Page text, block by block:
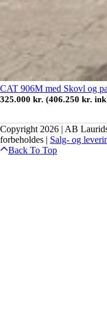
CAT 906M med Skovl og
325.000 kr. (406.250 kr.
Copyright 2026 | AB
forbeholdes | Salg- og
Back To Top